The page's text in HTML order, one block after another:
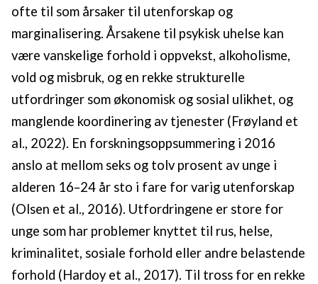
ofte til som årsaker til utenforskap og
marginalisering. Årsakene til psykisk uhelse kan
være vanskelige forhold i oppvekst, alkoholisme,
vold og misbruk, og en rekke strukturelle
utfordringer som økonomisk og sosial ulikhet, og
manglende koordinering av tjenester (Frøyland et
al., 2022). En forskningsoppsummering i 2016
anslo at mellom seks og tolv prosent av unge i
alderen 16–24 år sto i fare for varig utenforskap
(Olsen et al., 2016). Utfordringene er store for
unge som har problemer knyttet til rus, helse,
kriminalitet, sosiale forhold eller andre belastende
forhold (Hardoy et al., 2017). Til tross for en rekke